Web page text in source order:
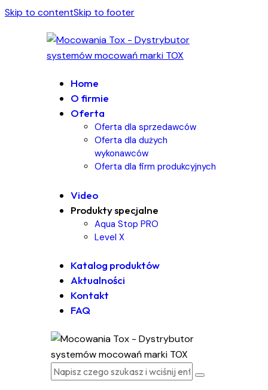
Skip to contentSkip to footer
Home
O firmie
Oferta
Oferta dla sprzedawców
Oferta dla dużych
wykonawców
Oferta dla firm produkcyjnych
Video
Produkty specjalne
Aqua Stop PRO
Level X
Katalog produktów
Aktualności
Kontakt
FAQ